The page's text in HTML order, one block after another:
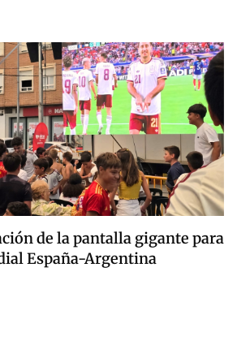
de la pantalla gigante para
España-Argentina